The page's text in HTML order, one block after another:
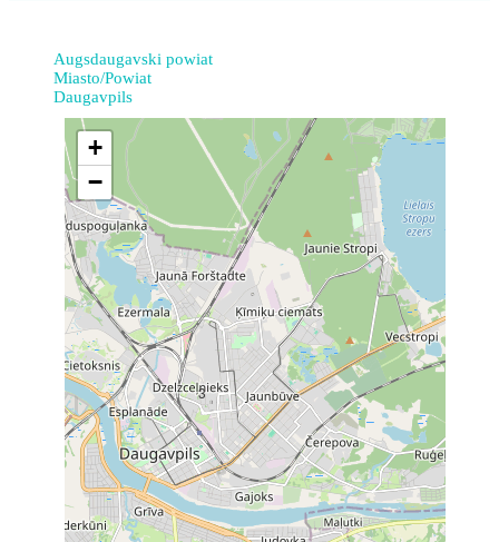
Augsdaugavski powiat
Miasto/Powiat
Daugavpils
3
+
−